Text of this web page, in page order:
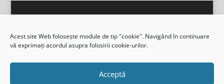
Acest site Web folosește module de tip "cookie". Navigând în continuare
vă exprimați acordul asupra folosirii cookie-urilor.
Acceptă